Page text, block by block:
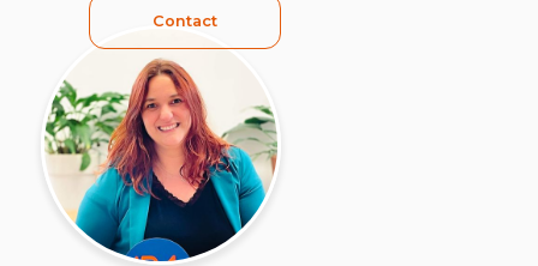
Contact